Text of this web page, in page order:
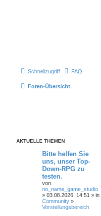
Schnellzugriff FAQ
Foren-Übersicht
AKTUELLE THEMEN
Bitte helfen Sie
uns, unser Top-
Down-RPG zu
testen.
von
no_name_game_studio
» 03.08.2026, 14:51 » in
Community »
Vorstellungsbereich